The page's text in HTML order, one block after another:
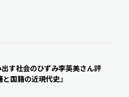
す社会のひずみ――李英美さん評
と国籍の近現代史』